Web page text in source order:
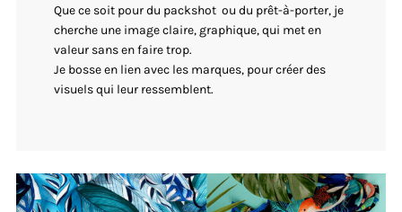
Que ce soit pour du packshot ou du prêt-à-porter, je
cherche une image claire, graphique, qui met en
valeur sans en faire trop.
Je bosse en lien avec les marques, pour créer des
visuels qui leur ressemblent.